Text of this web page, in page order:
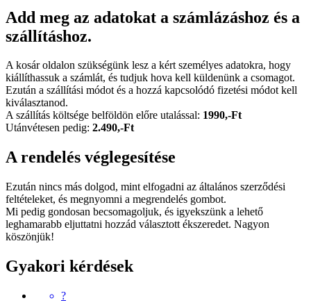
Add meg az adatokat a számlázáshoz és a
szállításhoz.
A kosár oldalon szükségünk lesz a kért személyes adatokra, hogy
kiállíthassuk a számlát, és tudjuk hova kell küldenünk a csomagot.
Ezután a szállítási módot és a hozzá kapcsolódó fizetési módot kell
kiválasztanod.
A szállítás költsége belföldön előre utalással: 1990,-Ft
Utánvétesen pedig: 2.490,-Ft
A rendelés véglegesítése
Ezután nincs más dolgod, mint elfogadni az általános szerződési
feltételeket, és megnyomni a megrendelés gombot.
Mi pedig gondosan becsomagoljuk, és igyekszünk a lehető
leghamarabb eljuttatni hozzád választott ékszeredet. Nagyon
köszönjük!
Gyakori kérdések
?